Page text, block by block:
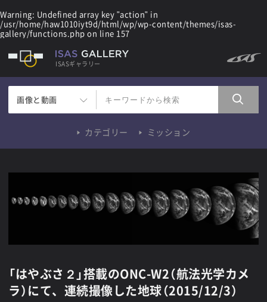
Warning: Undefined array key "action" in
/usr/home/haw1010iyt9d/html/wp/wp-content/themes/isas-
gallery/functions.php on line 157
ISASギャラリー
画像と動画
カテゴリー ミッション
「はやぶさ２」搭載のONC-W2（航法光学カメ
ラ）にて、連続撮像した地球（2015/12/3）